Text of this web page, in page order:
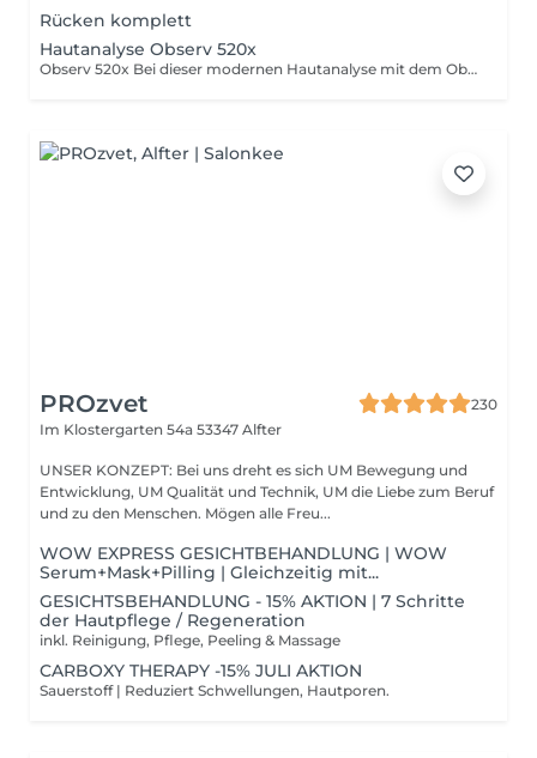
Rücken komplett
Hautanalyse Observ 520x
Observ 520x Bei dieser modernen Hautanalyse mit dem Observatorium 520x wird Ihre Haut detailliert und tiefsehend untersucht. Mithilfe spezieller Lichttechnologien werden verschiedene Hautzustände sichtbar gemacht, die mit bloßem Auge oft nicht erkennbar sind - wie z.B. Pigmentstörungen, Feuchtigskeitsmangel, Porenstruktur, Hautalterung und Unreinheiten. Auf Basis der Analyse erhalten Sie eine individuelle Auswertung sowie eine auf Ihre Haut abgestimmte Behandlungsempfehlung. Die vollständige Diagnose und Auswertung wird Ihnen bequem per Email zugesendet.
PROzvet
230
Im Klostergarten 54a 53347 Alfter
UNSER KONZEPT: Bei uns dreht es sich UM Bewegung und
Entwicklung, UM Qualität und Technik, UM die Liebe zum Beruf
und zu den Menschen. Mögen alle Freu...
WOW EXPRESS GESICHTBEHANDLUNG | WOW
Serum+Mask+Pilling | Gleichzeitig mit...
GESICHTSBEHANDLUNG - 15% AKTION | 7 Schritte
der Hautpflege / Regeneration
inkl. Reinigung, Pflege, Peeling & Massage
CARBOXY THERAPY -15% JULI AKTION
Sauerstoff | Reduziert Schwellungen, Hautporen.